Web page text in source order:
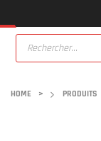
HOME > PRODUITS